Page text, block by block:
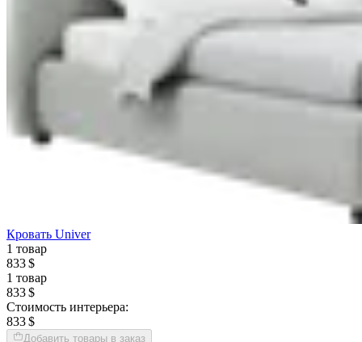
Кровать Univer
1 товар
833 $
1 товар
833 $
Стоимость интерьера:
833 $
Добавить товары в заказ